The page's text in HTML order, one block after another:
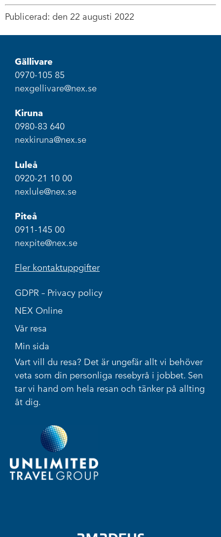
Publicerad: den 22 augusti 2022
Gällivare
0970-105 85
nexgellivare@nex.se
Kiruna
0980-83 640
nexkiruna@nex.se
Luleå
0920-21 10 00
nexlule@nex.se
Piteå
0911-145 00
nexpite@nex.se
Fler kontaktuppgifter
GDPR – Privacy policy
NEX Online
Vår resa
Min sida
Vart vill du resa? Det är ungefär allt vi behöver
veta som din personliga resebyrå i jobbet. Sen
tar vi hand om hela resan och tänker på allting
åt dig.